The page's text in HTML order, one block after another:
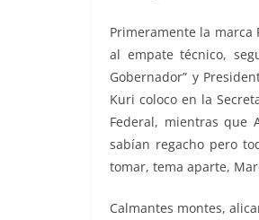
Primeramente la marca
al empate técnico,
Gobernador” y
Kuri coloco en la
Federal, mientras que
sabían regacho pero
tomar, tema aparte,
Calmantes montes,